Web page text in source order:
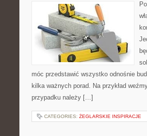
móc przedstawić wszystko odnośnie
kilka ważnych porad. Na przykład
przypadku należy […]
CATEGORIES: ŻEGLARSKIE INSPIRACJE